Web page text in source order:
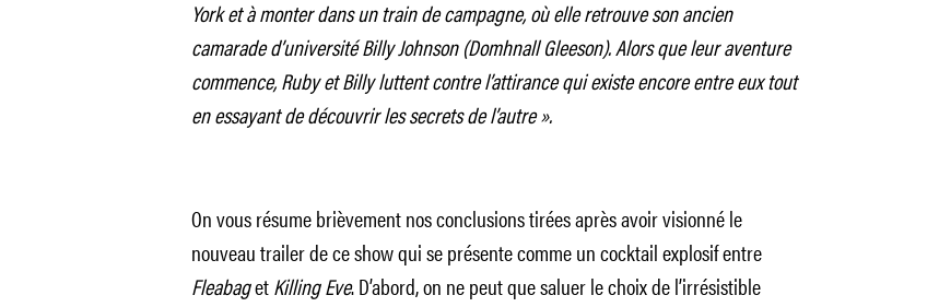
York et à monter dans un train de campagne, où elle retrouve son ancien
camarade d’université Billy Johnson (Domhnall Gleeson). Alors que leur aventure
commence, Ruby et Billy luttent contre l’attirance qui existe encore entre eux tout
en essayant de découvrir les secrets de l’autre ».
On vous résume brièvement nos conclusions tirées après avoir visionné le
nouveau trailer de ce show qui se présente comme un cocktail explosif entre
FleabagetKilling Eve. D’abord, on ne peut que saluer le choix de l’irrésistible